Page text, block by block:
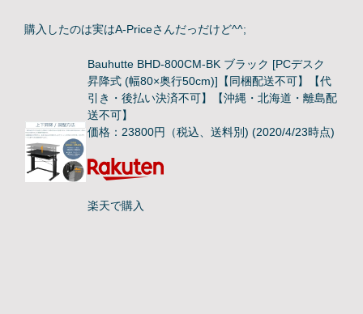
購入したのは実はA-Priceさんだっだけど^^;
Bauhutte BHD-800CM-BK ブラック [PCデスク
昇降式 (幅80×奥行50cm)]【同梱配送不可】【代
引き・後払い決済不可】【沖縄・北海道・離島配
送不可】
価格：23800円（税込、送料別) (2020/4/23時点)
楽天で購入